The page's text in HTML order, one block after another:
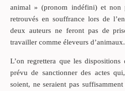
animal » (pronom indéfini) et non
retrouvés en souffrance lors de
deux auteurs ne feront pas de
travailler comme éleveurs d’animaux.
L’on regrettera que les dispositions
prévu de sanctionner des actes
soient, ne seraient pas